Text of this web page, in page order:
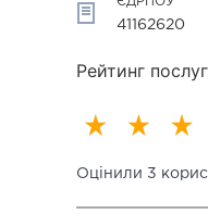
41162620
Рейтинг
Оцінили 3